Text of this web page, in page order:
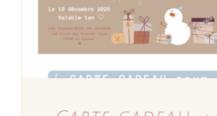
ÊTRE